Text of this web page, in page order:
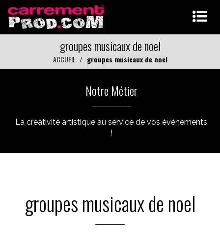
groupes musicaux de noel
ACCUEIL groupes musicaux de noel
Notre Métier
La créativité artistique au service de vos événements
!
groupes musicaux de noel